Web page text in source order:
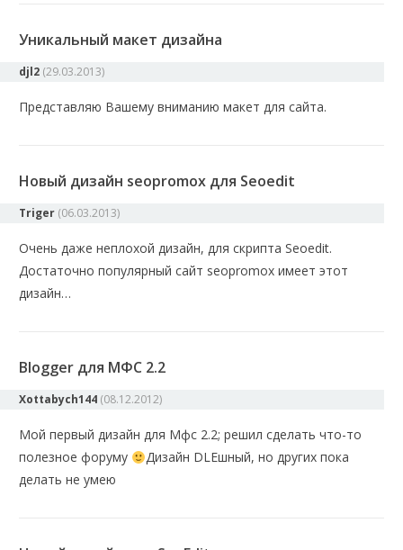
Уникальный макет дизайна
djl2 (29.03.2013)
Представляю Вашему вниманию макет для сайта.
Новый дизайн seopromox для Seoedit
Triger (06.03.2013)
Очень даже неплохой дизайн, для скрипта Seoedit.
Достаточно популярный сайт seopromox имеет этот
дизайн…
Blogger для МФС 2.2
Xottabych144 (08.12.2012)
Мой первый дизайн для Мфс 2.2; решил сделать что-то
полезное форуму
Дизайн DLEшный, но других пока
делать не умею